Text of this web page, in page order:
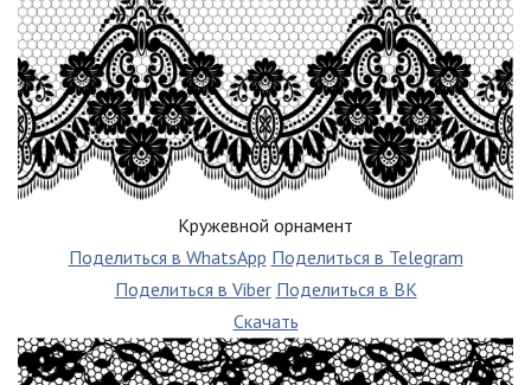
Кружевной орнамент
Поделиться в WhatsApp Поделиться в Telegram
Поделиться в Viber Поделиться в ВК
Скачать